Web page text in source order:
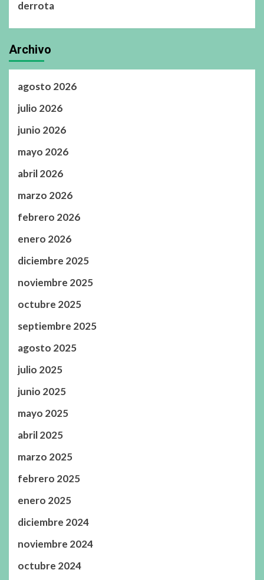
derrota
Archivo
agosto 2026
julio 2026
junio 2026
mayo 2026
abril 2026
marzo 2026
febrero 2026
enero 2026
diciembre 2025
noviembre 2025
octubre 2025
septiembre 2025
agosto 2025
julio 2025
junio 2025
mayo 2025
abril 2025
marzo 2025
febrero 2025
enero 2025
diciembre 2024
noviembre 2024
octubre 2024